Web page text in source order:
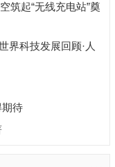
筑起“无线充电站”奠
科技发展回顾·人
期待